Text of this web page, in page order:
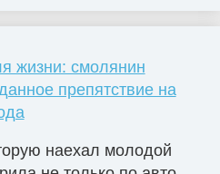
жизни: смолянин
препятствие на
наехал молодой